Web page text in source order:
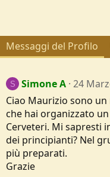
Messaggi del Profilo
S Simone A 24
Ciao Maurizio sono
che hai organizzato
Cerveteri. Mi sapresti
dei principianti? Nel
più preparati.
Grazie